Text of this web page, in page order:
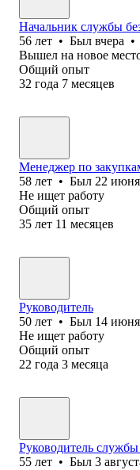
Начальник службы
56 лет • Был вчера •
Вышел на новое
Общий опыт
32 года 7 месяцев
Менеджер по
58 лет • Был 22 июня
Не ищет работу
Общий опыт
35 лет 11 месяцев
Руководитель
50 лет • Был 14 июня
Не ищет работу
Общий опыт
22 года 3 месяца
Руководитель службы
55 лет • Был 3